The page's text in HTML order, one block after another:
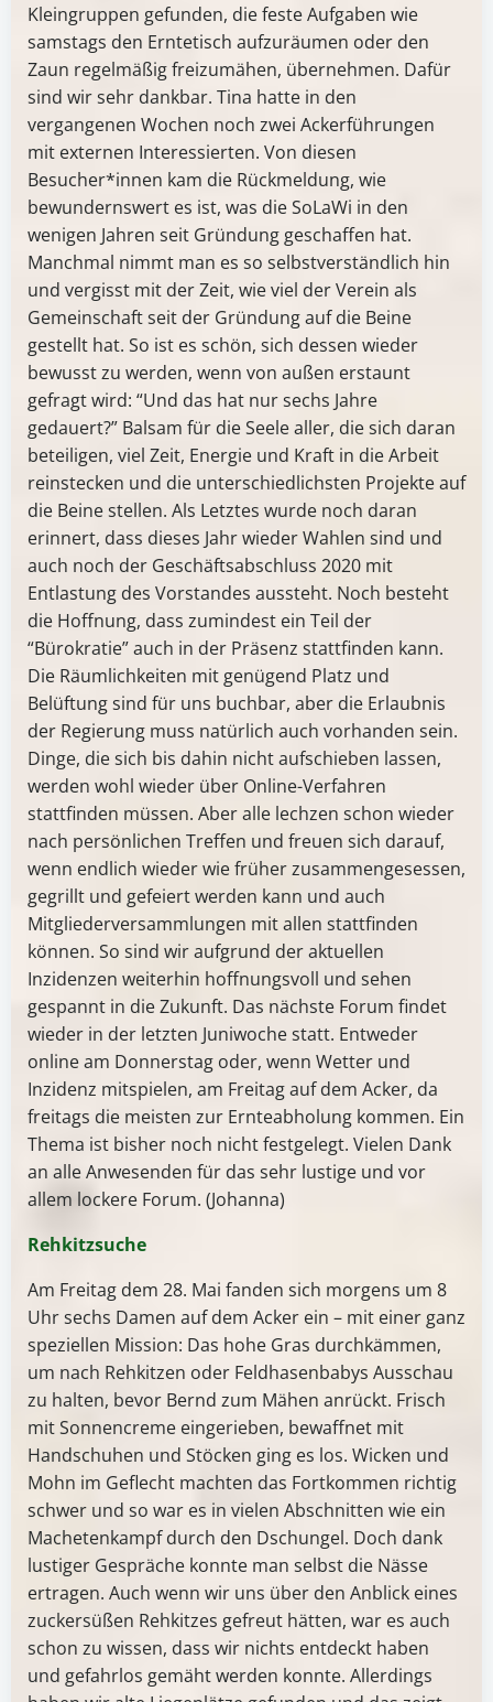
Kleingruppen gefunden, die feste Aufgaben wie
samstags den Erntetisch aufzuräumen oder den
Zaun regelmäßig freizumähen, übernehmen. Dafür
sind wir sehr dankbar. Tina hatte in den
vergangenen Wochen noch zwei Ackerführungen
mit externen Interessierten. Von diesen
Besucher*innen kam die Rückmeldung, wie
bewundernswert es ist, was die SoLaWi in den
wenigen Jahren seit Gründung geschaffen hat.
Manchmal nimmt man es so selbstverständlich hin
und vergisst mit der Zeit, wie viel der Verein als
Gemeinschaft seit der Gründung auf die Beine
gestellt hat. So ist es schön, sich dessen wieder
bewusst zu werden, wenn von außen erstaunt
gefragt wird: “Und das hat nur sechs Jahre
gedauert?” Balsam für die Seele aller, die sich daran
beteiligen, viel Zeit, Energie und Kraft in die Arbeit
reinstecken und die unterschiedlichsten Projekte auf
die Beine stellen. Als Letztes wurde noch daran
erinnert, dass dieses Jahr wieder Wahlen sind und
auch noch der Geschäftsabschluss 2020 mit
Entlastung des Vorstandes aussteht. Noch besteht
die Hoffnung, dass zumindest ein Teil der
“Bürokratie” auch in der Präsenz stattfinden kann.
Die Räumlichkeiten mit genügend Platz und
Belüftung sind für uns buchbar, aber die Erlaubnis
der Regierung muss natürlich auch vorhanden sein.
Dinge, die sich bis dahin nicht aufschieben lassen,
werden wohl wieder über Online-Verfahren
stattfinden müssen. Aber alle lechzen schon wieder
nach persönlichen Treffen und freuen sich darauf,
wenn endlich wieder wie früher zusammengesessen,
gegrillt und gefeiert werden kann und auch
Mitgliederversammlungen mit allen stattfinden
können. So sind wir aufgrund der aktuellen
Inzidenzen weiterhin hoffnungsvoll und sehen
gespannt in die Zukunft. Das nächste Forum findet
wieder in der letzten Juniwoche statt. Entweder
online am Donnerstag oder, wenn Wetter und
Inzidenz mitspielen, am Freitag auf dem Acker, da
freitags die meisten zur Ernteabholung kommen. Ein
Thema ist bisher noch nicht festgelegt. Vielen Dank
an alle Anwesenden für das sehr lustige und vor
allem lockere Forum. (Johanna)
Rehkitzsuche
Am Freitag dem 28. Mai fanden sich morgens um 8
Uhr sechs Damen auf dem Acker ein – mit einer ganz
speziellen Mission: Das hohe Gras durchkämmen,
um nach Rehkitzen oder Feldhasenbabys Ausschau
zu halten, bevor Bernd zum Mähen anrückt. Frisch
mit Sonnencreme eingerieben, bewaffnet mit
Handschuhen und Stöcken ging es los. Wicken und
Mohn im Geflecht machten das Fortkommen richtig
schwer und so war es in vielen Abschnitten wie ein
Machetenkampf durch den Dschungel. Doch dank
lustiger Gespräche konnte man selbst die Nässe
ertragen. Auch wenn wir uns über den Anblick eines
zuckersüßen Rehkitzes gefreut hätten, war es auch
schon zu wissen, dass wir nichts entdeckt haben
und gefahrlos gemäht werden konnte. Allerdings